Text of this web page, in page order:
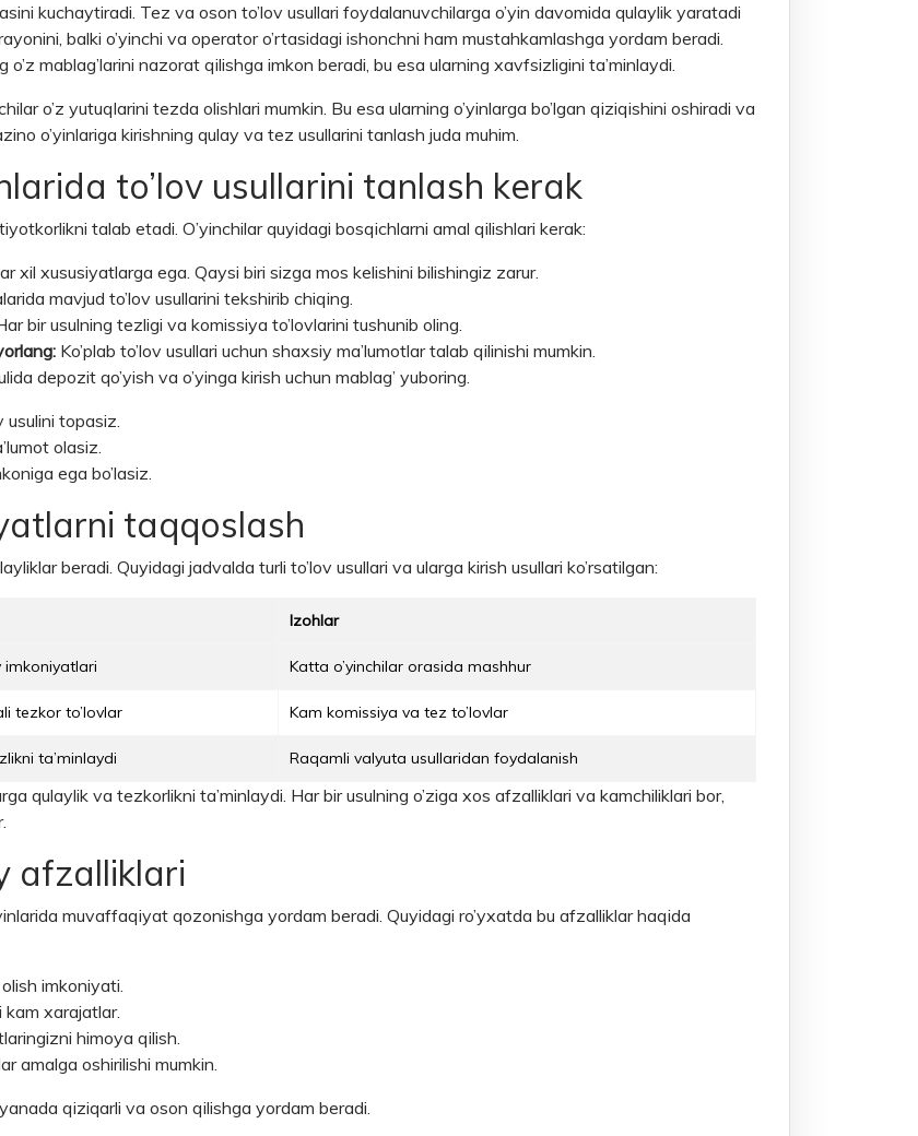
kuchaytiradi. Tez va oson to’lov usullari foydalanuvchilarga o’yin davomida qulaylik yaratadi
balki o’yinchi va operator o’rtasidagi ishonchni ham mustahkamlashga yordam beradi.
o’z mablag’larini nazorat qilishga imkon beradi, bu esa ularning xavfsizligini ta’minlaydi.
o’z yutuqlarini tezda olishlari mumkin. Bu esa ularning o’yinlarga bo’lgan qiziqishini oshiradi va
o’yinlariga kirishning qulay va tez usullarini tanlash juda muhim.
to’lov usullarini tanlash kerak
talab etadi. O’yinchilar quyidagi bosqichlarni amal qilishlari kerak:
xil xususiyatlarga ega. Qaysi biri sizga mos kelishini bilishingiz zarur.
mavjud to’lov usullarini tekshirib chiqing.
bir usulning tezligi va komissiya to’lovlarini tushunib oling.
Ko’plab to’lov usullari uchun shaxsiy ma’lumotlar talab qilinishi mumkin.
depozit qo’yish va o’yinga kirish uchun mablag’ yuboring.
usulini topasiz.
olasiz.
ega bo’lasiz.
taqqoslash
beradi. Quyidagi jadvalda turli to’lov usullari va ularga kirish usullari ko’rsatilgan:
Izohlar
imkoniyatlari Katta o’yinchilar orasida mashhur
tezkor to’lovlar Kam komissiya va tez to’lovlar
ta’minlaydi Raqamli valyuta usullaridan foydalanish
qulaylik va tezkorlikni ta’minlaydi. Har bir usulning o’ziga xos afzalliklari va kamchiliklari bor,
afzalliklari
muvaffaqiyat qozonishga yordam beradi. Quyidagi ro’yxatda bu afzalliklar haqida
imkoniyati.
kam xarajatlar.
himoya qilish.
amalga oshirilishi mumkin.
qiziqarli va oson qilishga yordam beradi.